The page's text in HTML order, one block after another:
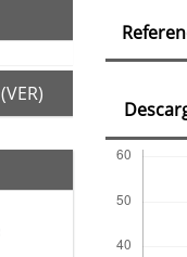
(VER)
del